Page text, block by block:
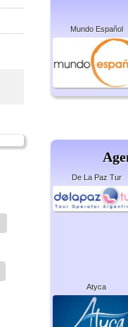
Mundo Español
De La Paz Tur
Atyca